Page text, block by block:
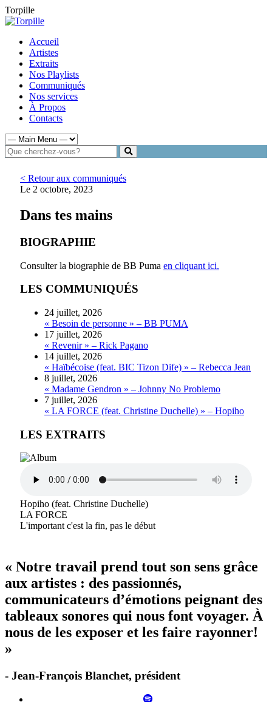
Torpille
Accueil
Artistes
Extraits
Nos Playlists
Communiqués
Nos services
À Propos
Contacts
< Retour aux communiqués
Le 2 octobre, 2023
Dans tes mains
BIOGRAPHIE
Consulter la biographie de BB Puma en cliquant ici.
LES COMMUNIQUÉS
24 juillet, 2026
« Besoin de personne » – BB PUMA
17 juillet, 2026
« Revenir » – Rick Pagano
14 juillet, 2026
« Haïbécoise (feat. BIC Tizon Dife) » – Rebecca Jean
8 juillet, 2026
« Madame Gendron » – Johnny No Problemo
7 juillet, 2026
« LA FORCE (feat. Christine Duchelle) » – Hopiho
LES EXTRAITS
Hopiho (feat. Christine Duchelle)
LA FORCE
L'important c'est la fin, pas le début
« Notre travail prend tout son sens grâce
aux artistes : des passionnés,
communicateurs d’émotions peignant des
tableaux sonores qui nous font voyager. À
nous de les exposer et les faire rayonner!
»
- Jean-François Blanchet, président